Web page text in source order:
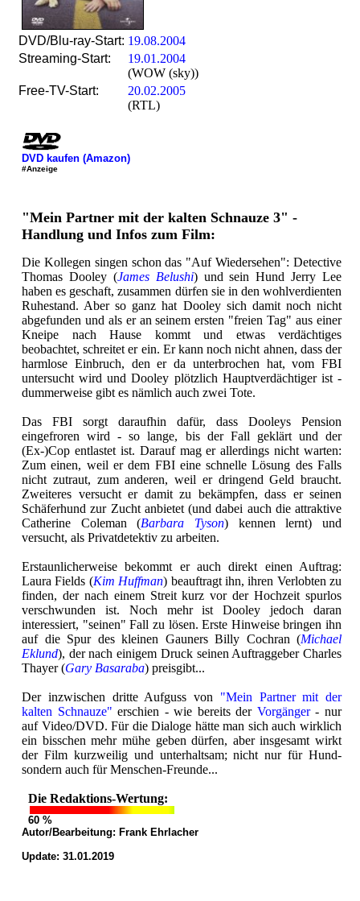
DVD/Blu-ray-Start: 19.08.2004
Streaming-Start:
19.01.2004
(WOW (sky))
Free-TV-Start:
20.02.2005
(RTL)
DVD kaufen (Amazon)
#Anzeige
"Mein Partner mit der kalten Schnauze 3" -
Handlung und Infos zum Film:
Die Kollegen singen schon das "Auf Wiedersehen": Detective
Thomas Dooley (James Belushi) und sein Hund Jerry Lee
haben es geschaft, zusammen dürfen sie in den wohlverdienten
Ruhestand. Aber so ganz hat Dooley sich damit noch nicht
abgefunden und als er an seinem ersten "freien Tag" aus einer
Kneipe nach Hause kommt und etwas verdächtiges
beobachtet, schreitet er ein. Er kann noch nicht ahnen, dass der
harmlose Einbruch, den er da unterbrochen hat, vom FBI
untersucht wird und Dooley plötzlich Hauptverdächtiger ist -
dummerweise gibt es nämlich auch zwei Tote.
Das FBI sorgt daraufhin dafür, dass Dooleys Pension
eingefroren wird - so lange, bis der Fall geklärt und der
(Ex-)Cop entlastet ist. Darauf mag er allerdings nicht warten:
Zum einen, weil er dem FBI eine schnelle Lösung des Falls
nicht zutraut, zum anderen, weil er dringend Geld braucht.
Zweiteres versucht er damit zu bekämpfen, dass er seinen
Schäferhund zur Zucht anbietet (und dabei auch die attraktive
Catherine Coleman (Barbara Tyson) kennen lernt) und
versucht, als Privatdetektiv zu arbeiten.
Erstaunlicherweise bekommt er auch direkt einen Auftrag:
Laura Fields (Kim Huffman) beauftragt ihn, ihren Verlobten zu
finden, der nach einem Streit kurz vor der Hochzeit spurlos
verschwunden ist. Noch mehr ist Dooley jedoch daran
interessiert, "seinen" Fall zu lösen. Erste Hinweise bringen ihn
auf die Spur des kleinen Gauners Billy Cochran (Michael
Eklund), der nach einigem Druck seinen Auftraggeber Charles
Thayer (Gary Basaraba) preisgibt...
Der inzwischen dritte Aufguss von "Mein Partner mit der
kalten Schnauze" erschien - wie bereits der Vorgänger- nur
auf Video/DVD. Für die Dialoge hätte man sich auch wirklich
ein bisschen mehr mühe geben dürfen, aber insgesamt wirkt
der Film kurzweilig und unterhaltsam; nicht nur für Hund-
sondern auch für Menschen-Freunde...
Die Redaktions-Wertung:
60 %
Autor/Bearbeitung: Frank Ehrlacher
Update: 31.01.2019